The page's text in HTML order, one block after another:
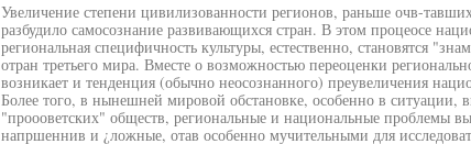
Увеличение степени цивилизованности регионов, раньше очв-
разбудило самосознание развивающихся стран. В этом процеосе
региональная специфичность культуры, естественно, становятся
отран третьего мира. Вместе о возможностью переоценки
возникает и тенденция (обычно неосознанного) преувеличения
Более того, в нынешней мировой обстановке, особенно в ситуации,
"проооветских" обществ, региональные и национальные проблемы
напршеннив и ¿ложные, отав особенно мучительными для